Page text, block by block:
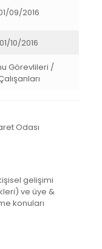
09/2016
01/10/2016
Görevlileri /
Odası
gelişimi
ve üye &
konuları